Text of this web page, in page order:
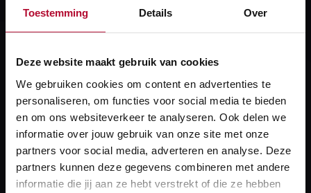
Toestemming Details Over
Deze website maakt gebruik van cookies
We gebruiken cookies om content en advertenties te
personaliseren, om functies voor social media te bieden
en om ons websiteverkeer te analyseren. Ook delen we
informatie over jouw gebruik van onze site met onze
partners voor social media, adverteren en analyse. Deze
partners kunnen deze gegevens combineren met andere
informatie die jij aan ze hebt verstrekt of die ze hebben
Heb je een vraag?
We helpen je graag! We reageren op werkdagen
binnen 24 uur.
Stel je vraag